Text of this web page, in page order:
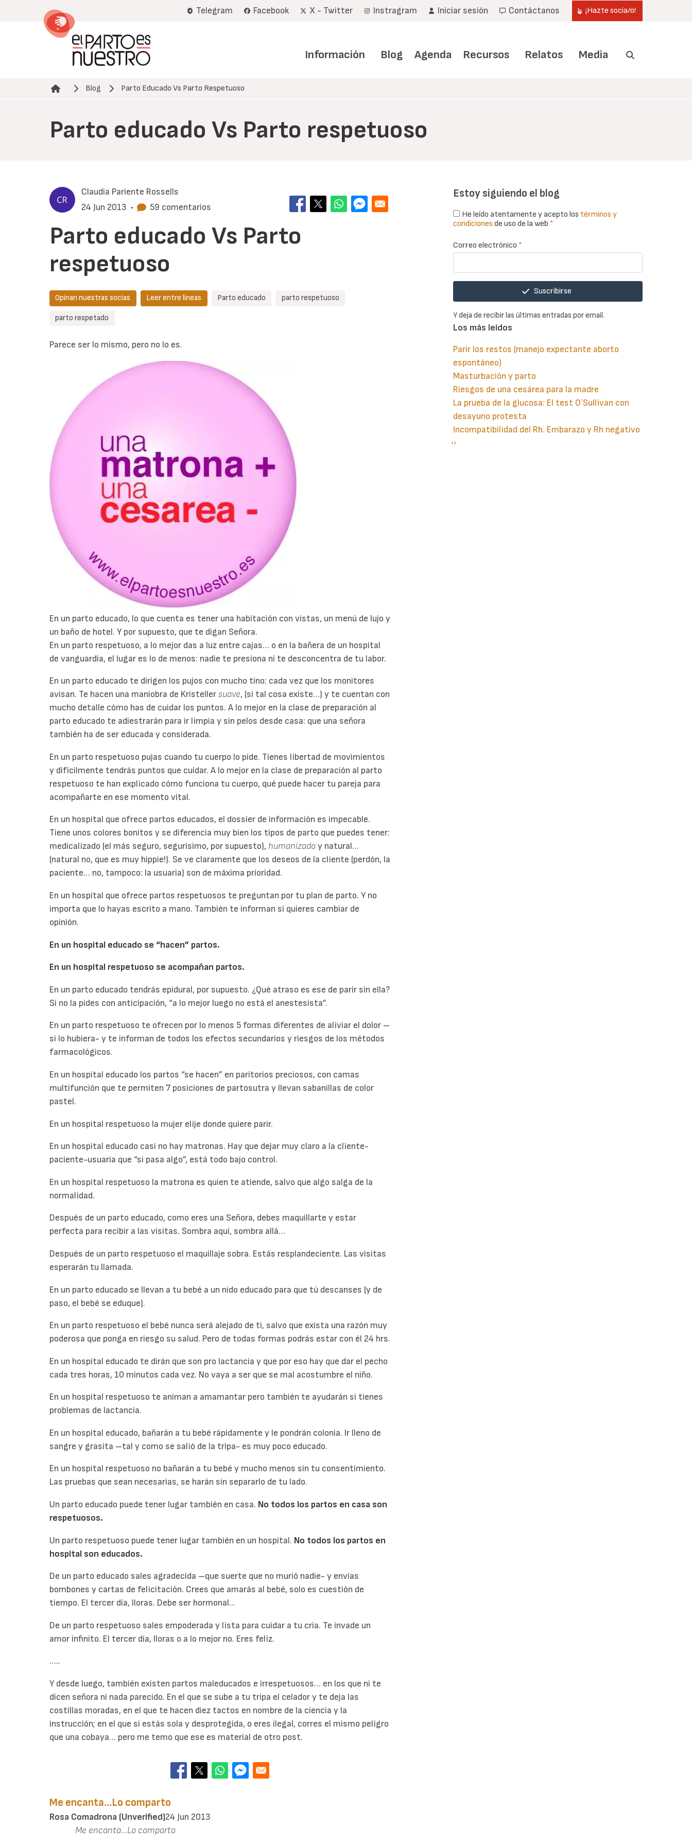
Telegram Facebook X - Twitter Instragram Iniciar sesión Contáctanos ¡Hazte socia/o!
Información Blog Agenda Recursos Relatos Media
Ruta de navegación
Blog Parto Educado Vs Parto Respetuoso
Parto educado Vs Parto respetuoso
Claudia Pariente Rossells
24 Jun 2013 • 59 comentarios
Parto educado Vs Parto
respetuoso
Opinan nuestras socias Leer entre líneas Parto educado parto respetuoso
parto respetado
Parece ser lo mismo, pero no lo es.
En un parto educado, lo que cuenta es tener una habitación con vistas, un menú de lujo y
un baño de hotel. Y por supuesto, que te digan Señora.
En un parto respetuoso, a lo mejor das a luz entre cajas… o en la bañera de un hospital
de vanguardia, el lugar es lo de menos: nadie te presiona ni te desconcentra de tu labor.
En un parto educado te dirigen los pujos con mucho tino: cada vez que los monitores
avisan. Te hacen una maniobra de Kristeller suave, (si tal cosa existe…) y te cuentan con
mucho detalle cómo has de cuidar los puntos. A lo mejor en la clase de preparación al
parto educado te adiestrarán para ir limpia y sin pelos desde casa: que una señora
también ha de ser educada y considerada.
En un parto respetuoso pujas cuando tu cuerpo lo pide. Tienes libertad de movimientos
y difícilmente tendrás puntos que cuidar. A lo mejor en la clase de preparación al parto
respetuoso te han explicado cómo funciona tu cuerpo, qué puede hacer tu pareja para
acompañarte en ese momento vital.
En un hospital que ofrece partos educados, el dossier de información es impecable.
Tiene unos colores bonitos y se diferencia muy bien los tipos de parto que puedes tener:
medicalizado (el más seguro, segurísimo, por supuesto), humanizadoy natural…
(natural no, que es muy hippie!). Se ve claramente que los deseos de la cliente (perdón, la
paciente… no, tampoco: la usuaria) son de máxima prioridad.
En un hospital que ofrece partos respetuosos te preguntan por tu plan de parto. Y no
importa que lo hayas escrito a mano. También te informan si quieres cambiar de
opinión.
En un hospital educado se “hacen” partos.
En un hospital respetuoso se acompañan partos.
En un parto educado tendrás epidural, por supuesto. ¿Qué atraso es ese de parir sin ella?
Si no la pides con anticipación, “a lo mejor luego no está el anestesista”.
En un parto respetuoso te ofrecen por lo menos 5 formas diferentes de aliviar el dolor –
si lo hubiera- y te informan de todos los efectos secundarios y riesgos de los métodos
farmacológicos.
En un hospital educado los partos “se hacen” en paritorios preciosos, con camas
multifunción que te permiten 7 posiciones de partosutra y llevan sabanillas de color
pastel.
En un hospital respetuoso la mujer elije donde quiere parir.
En un hospital educado casi no hay matronas. Hay que dejar muy claro a la cliente-
paciente-usuaria que “si pasa algo”, está todo bajo control.
En un hospital respetuoso la matrona es quien te atiende, salvo que algo salga de la
normalidad.
Después de un parto educado, como eres una Señora, debes maquillarte y estar
perfecta para recibir a las visitas. Sombra aquí, sombra allá…
Después de un parto respetuoso el maquillaje sobra. Estás resplandeciente. Las visitas
esperarán tu llamada.
En un parto educado se llevan a tu bebé a un nido educado para que tú descanses (y de
paso, el bebé se eduque).
En un parto respetuoso el bebé nunca será alejado de ti, salvo que exista una razón muy
poderosa que ponga en riesgo su salud. Pero de todas formas podrás estar con él 24 hrs.
En un hospital educado te dirán que son pro lactancia y que por eso hay que dar el pecho
cada tres horas, 10 minutos cada vez. No vaya a ser que se mal acostumbre el niño.
En un hospital respetuoso te animan a amamantar pero también te ayudarán si tienes
problemas de lactancia.
En un hospital educado, bañarán a tu bebé rápidamente y le pondrán colonia. Ir lleno de
sangre y grasita –tal y como se salió de la tripa- es muy poco educado.
En un hospital respetuoso no bañarán a tu bebé y mucho menos sin tu consentimiento.
Las pruebas que sean necesarias, se harán sin separarlo de tu lado.
Un parto educado puede tener lugar también en casa. No todos los partos en casa son
respetuosos.
Un parto respetuoso puede tener lugar también en un hospital. No todos los partos en
hospital son educados.
De un parto educado sales agradecida –que suerte que no murió nadie- y envías
bombones y cartas de felicitación. Crees que amarás al bebé, solo es cuestión de
tiempo. El tercer día, lloras. Debe ser hormonal...
De un parto respetuoso sales empoderada y lista para cuidar a tu cría. Te invade un
amor infinito. El tercer día, lloras o a lo mejor no. Eres feliz.
…..
Y desde luego, también existen partos maleducados e irrespetuosos… en los que ni te
dicen señora ni nada parecido. En el que se sube a tu tripa el celador y te deja las
costillas moradas, en el que te hacen diez tactos en nombre de la ciencia y la
instrucción; en el que si estás sola y desprotegida, o eres ilegal, corres el mismo peligro
que una cobaya… pero me temo que ese es material de otro post.
Me encanta...Lo comparto
Rosa Comadrona (unverified)24 Jun 2013
Me encanta...Lo comparto
Estoy siguiendo el blog
He leído atentamente y acepto los términos y
condiciones de uso de la web *
Correo electrónico *
Suscribirse
Y deja de recibir las últimas entradas por email.
Los más leidos
Parir los restos (manejo expectante aborto
espontáneo)
Masturbación y parto
Riesgos de una cesárea para la madre
La prueba de la glucosa: El test O´Sullivan con
desayuno protesta
Incompatibilidad del Rh. Embarazo y Rh negativo
Paginación
Siguiente
››